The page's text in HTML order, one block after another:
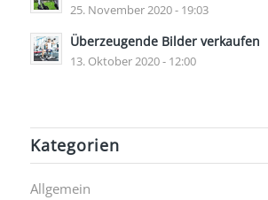
25. November 2020 - 19:03
Überzeugende Bilder verkaufen
13. Oktober 2020 - 12:00
Kategorien
Allgemein